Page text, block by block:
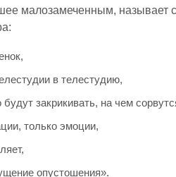
малозамеченным, называет
в телестудию,
будут закрикивать, на чем
только эмоции,
опустошения».